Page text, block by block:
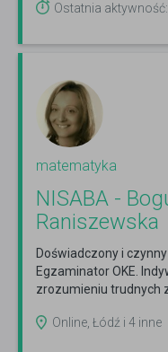
Ostatnia
matematyka
NISABA -
Raniszewska
Doświadczony i
Egzaminator OKE.
zrozumieniu trudnych
Online, Łódź i 4 inne